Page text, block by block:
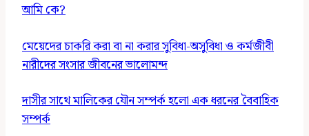
আমি কে?
মেয়েদের চাকরি করা বা না করার সুবিধা-অসুবিধা ও কর্মজীবী
নারীদের সংসার জীবনের ভালোমন্দ
দাসীর সাথে মালিকের যৌন সম্পর্ক হলো এক ধরনের বৈবাহিক
সম্পর্ক